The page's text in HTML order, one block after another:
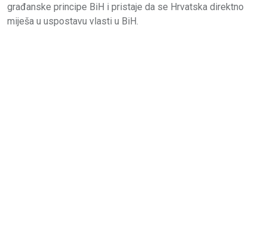
građanske principe BiH i pristaje da se Hrvatska direktno
miješa u uspostavu vlasti u BiH.